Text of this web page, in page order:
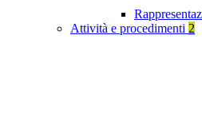
Attività e procedimenti 2